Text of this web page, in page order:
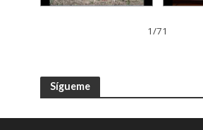
1/71
Sígueme